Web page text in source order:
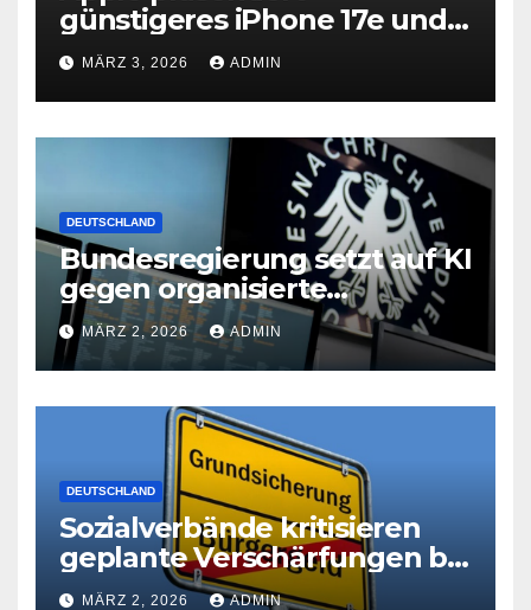
günstigeres iPhone 17e und
neues iPad Air mit M4-Chip
MÄRZ 3, 2026 ADMIN
DEUTSCHLAND
Bundesregierung setzt auf KI
gegen organisierte
Kriminalität
MÄRZ 2, 2026 ADMIN
DEUTSCHLAND
Sozialverbände kritisieren
geplante Verschärfungen bei
der Grundsicherung
MÄRZ 2, 2026 ADMIN